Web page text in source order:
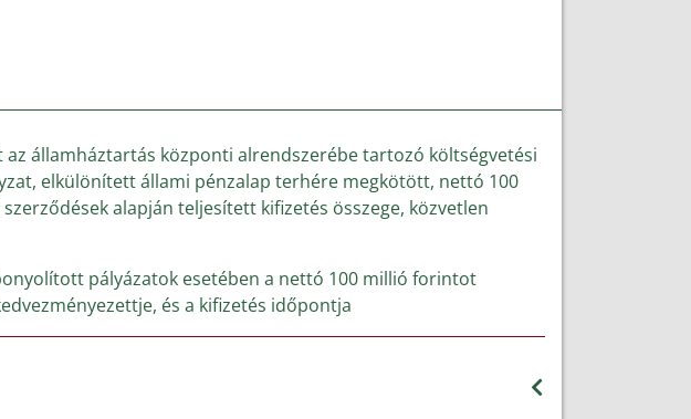
az államháztartás központi alrendszerébe tartozó költségvetési
elkülönített állami pénzalap terhére megkötött, nettó 100
alapján teljesített kifizetés összege, közvetlen
pályázatok esetében a nettó 100 millió forintot
és a kifizetés időpontja